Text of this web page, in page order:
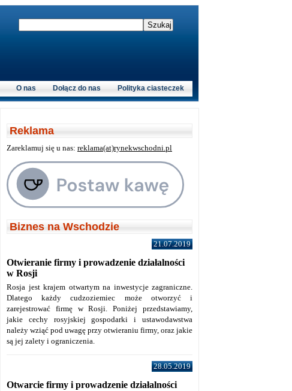
Polityka ciasteczek
Dołącz do nas
O nas
Reklama
Zareklamuj się u nas: reklama(at)rynekwschodni.pl
Biznes na Wschodzie
21.07.2019
Otwieranie firmy i prowadzenie działalności
w Rosji
Rosja jest krajem otwartym na inwestycje zagraniczne.
Dlatego każdy cudzoziemiec może otworzyć i
zarejestrować firmę w Rosji. Poniżej przedstawiamy,
jakie cechy rosyjskiej gospodarki i ustawodawstwa
należy wziąć pod uwagę przy otwieraniu firmy, oraz jakie
są jej zalety i ograniczenia.
28.05.2019
Otwarcie firmy i prowadzenie działalności